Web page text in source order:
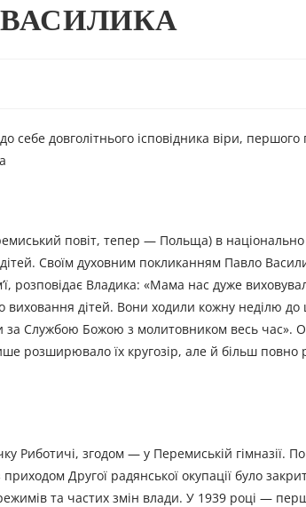
себе довголітнього ісповідника віри,
повіт, тепер — Польща) в національно
Своїм духовним покликанням Павло
розповідає Владика: «Мама нас дуже
дітей. Вони ходили кожну неділю до
Службою Божою з молитовником весь час».
розширювало їх кругозір, але й більш повно
Риботичі, згодом — у Перемиській гімназії.
Другої радянської окупації було
та частих змін влади. У 1939 році —